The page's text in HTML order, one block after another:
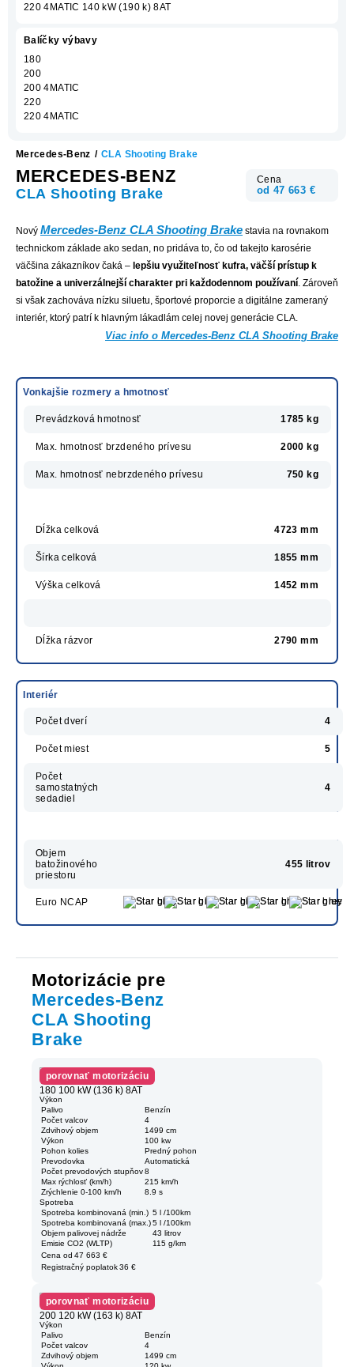
Mercedes-Benz / CLA Shooting Brake
MERCEDES-BENZ
CLA Shooting Brake
Cena
od 47 663 €
Nový Mercedes-Benz CLA Shooting Brake stavia na rovnakom
technickom základe ako sedan, no pridáva to, čo od takejto karosérie
väčšina zákazníkov čaká – lepšiu využiteľnosť kufra, väčší prístup k
batožine a univerzálnejší charakter pri každodennom používaní. Zároveň
si však zachováva nízku siluetu, športové proporcie a digitálne zameraný
interiér, ktorý patrí k hlavným lákadlám celej novej generácie CLA.
Viac info o Mercedes-Benz CLA Shooting Brake
Vonkajšie rozmery a hmotnosť
Prevádzková hmotnosť 1785 kg
Max. hmotnosť brzdeného prívesu 2000 kg
Max. hmotnosť nebrzdeného prívesu 750 kg
Dĺžka celková 4723 mm
Šírka celková 1855 mm
Výška celková 1452 mm
Dĺžka rázvor 2790 mm
Interiér
Počet dverí 4
Počet miest 5
Počet
samostatných
sedadiel
4
Objem
batožinového
priestoru
455 litrov
Euro NCAP
Motorizácie pre
Mercedes-Benz
CLA Shooting
Brake
porovnať motorizáciu
180 100 kW (136 k) 8AT
Výkon
Palivo
Benzín
Počet valcov
4
Zdvihový objem
1499 cm
Výkon
100 kw
Pohon kolies
Predný pohon
Prevodovka
Automatická
Počet prevodových stupňov 8
Max rýchlosť (km/h)
215 km/h
Zrýchlenie 0-100 km/h
8.9 s
Spotreba
Spotreba kombinovaná (min.) 5 l /100km
Spotreba kombinovaná (max.) 5 l /100km
Objem palivovej nádrže
43 litrov
Emisie CO2 (WLTP)
115 g/km
Cena od 47 663 €
Registračný poplatok 36 €
porovnať motorizáciu
200 120 kW (163 k) 8AT
Výkon
Palivo
Benzín
Počet valcov
4
Zdvihový objem
1499 cm
220 4MATIC 140 kW (190 k) 8AT
Balíčky výbavy
180
200
200 4MATIC
220
220 4MATIC